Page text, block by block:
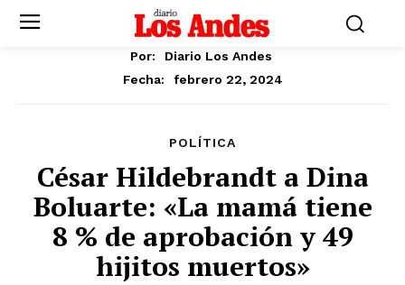
Por:
Diario Los Andes
Fecha:
febrero 22, 2024
POLÍTICA
César Hildebrandt a Dina
Boluarte: «La mamá tiene
8 % de aprobación y 49
hijitos muertos»